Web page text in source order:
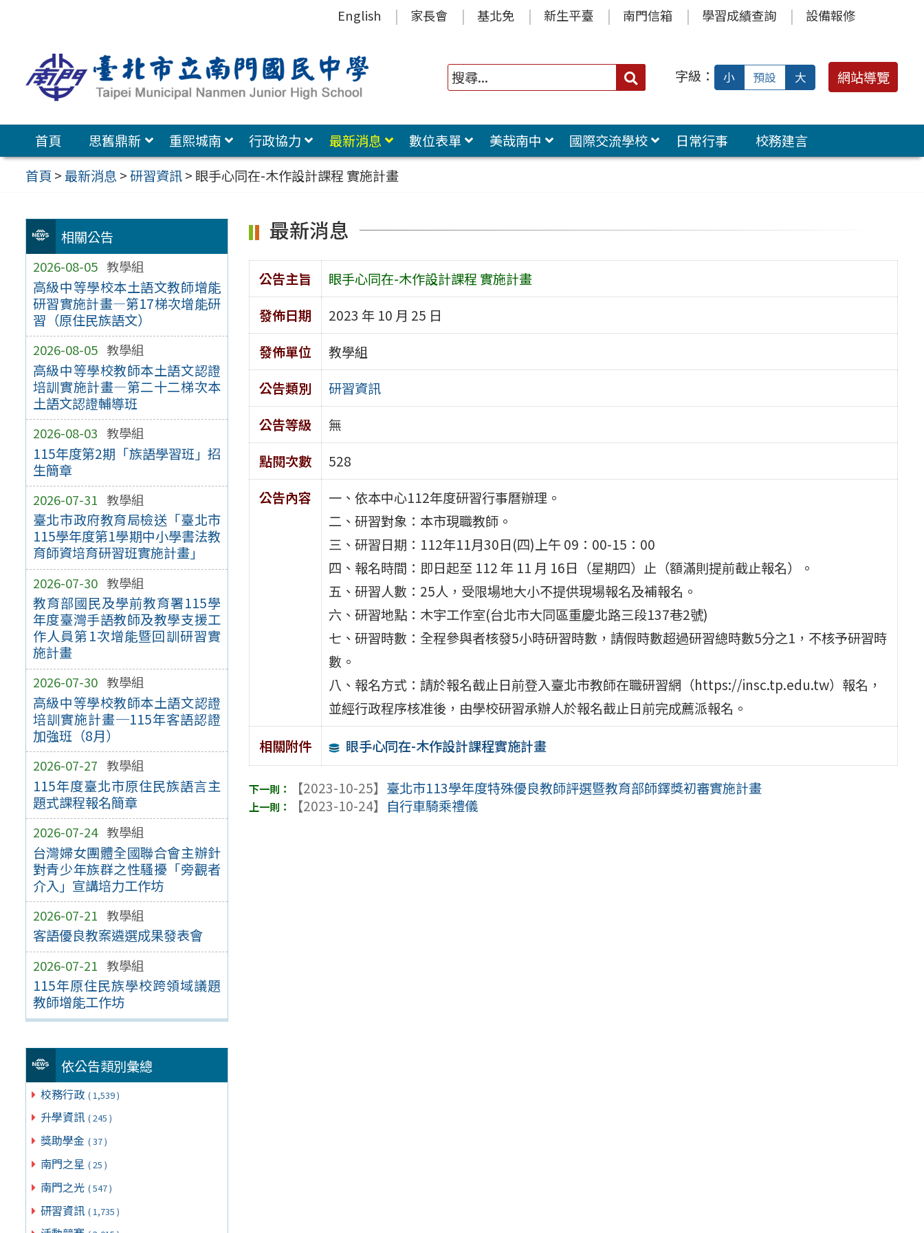
容
區
English 家長會 基北免 新生平臺 南門信箱 學習成績查詢 設備報修
搜
字級： 小 預設 大 網站導覽
首頁 思舊鼎新 重熙城南 行政協力 最新消息 數位表單 美哉南中 國際交流學校 日常行事
校務建言
首頁 >最新消息 >研習資訊> 眼手心同在-木作設計課程 實施計畫
相關公告
2026-08-05 教學組
高級中等學校本土語文教師增能
研習實施計畫—第17梯次增能研
習（原住民族語文）
2026-08-05 教學組
高級中等學校教師本土語文認證
培訓實施計畫—第二十二梯次本
土語文認證輔導班
2026-08-03 教學組
115年度第2期「族語學習班」招
生簡章
2026-07-31 教學組
臺北市政府教育局檢送「臺北市
115學年度第1學期中小學書法教
育師資培育研習班實施計畫」
2026-07-30 教學組
教育部國民及學前教育署115學
年度臺灣手語教師及教學支援工
作人員第1次增能暨回訓研習實
施計畫
2026-07-30 教學組
高級中等學校教師本土語文認證
培訓實施計畫─115年客語認證
加強班（8月）
2026-07-27 教學組
115年度臺北市原住民族語言主
題式課程報名簡章
2026-07-24 教學組
台灣婦女團體全國聯合會主辦針
對青少年族群之性騷擾「旁觀者
介入」宣講培力工作坊
2026-07-21 教學組
客語優良教案遴選成果發表會
2026-07-21 教學組
115年原住民族學校跨領域議題
教師增能工作坊
依公告類別彙總
校務行政 ( 1,539 )
升學資訊 ( 245 )
獎助學金 ( 37 )
南門之星 ( 25 )
南門之光 ( 547 )
研習資訊 ( 1,735 )
最新消息
公告主旨
眼手心同在-木作設計課程 實施計畫
發佈日期
2023 年 10 月 25 日
發佈單位
教學組
公告類別
研習資訊
公告等級
無
點閱次數
528
公告內容
一、依本中心112年度研習行事曆辦理。
二、研習對象：本市現職教師。
三、研習日期：112年11月30日(四)上午 09：00-15：00
四、報名時間：即日起至 112 年 11 月 16日（星期四）止（額滿則提前截止報名）。
五、研習人數：25人，受限場地大小不提供現場報名及補報名。
六、研習地點：木宇工作室(台北市大同區重慶北路三段137巷2號)
七、研習時數：全程參與者核發5小時研習時數，請假時數超過研習總時數5分之1，不核予研習時
數。
八、報名方式：請於報名截止日前登入臺北市教師在職研習網（https://insc.tp.edu.tw）報名，
並經行政程序核准後，由學校研習承辦人於報名截止日前完成薦派報名。
相關附件
眼手心同在-木作設計課程實施計畫
【2023-10-25】 臺北市113學年度特殊優良教師評選暨教育部師鐸獎初審實施計畫
【2023-10-24】 自行車騎乘禮儀